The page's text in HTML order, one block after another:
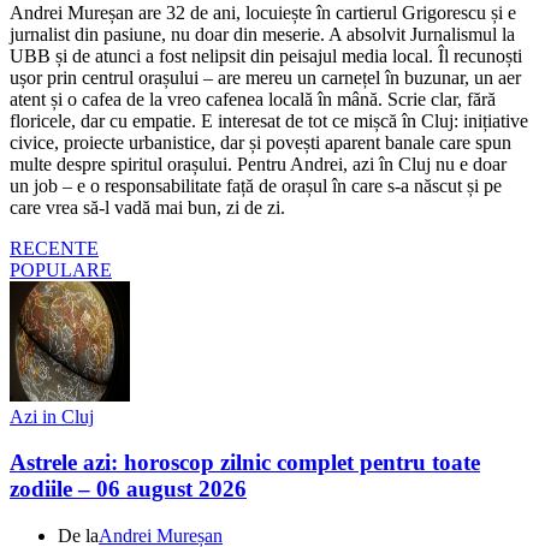
Andrei Mureșan are 32 de ani, locuiește în cartierul Grigorescu și e
jurnalist din pasiune, nu doar din meserie. A absolvit Jurnalismul la
UBB și de atunci a fost nelipsit din peisajul media local. Îl recunoști
ușor prin centrul orașului – are mereu un carnețel în buzunar, un aer
atent și o cafea de la vreo cafenea locală în mână. Scrie clar, fără
floricele, dar cu empatie. E interesat de tot ce mișcă în Cluj: inițiative
civice, proiecte urbanistice, dar și povești aparent banale care spun
multe despre spiritul orașului. Pentru Andrei, azi în Cluj nu e doar
un job – e o responsabilitate față de orașul în care s-a născut și pe
care vrea să-l vadă mai bun, zi de zi.
RECENTE
POPULARE
Azi in Cluj
Astrele azi: horoscop zilnic complet pentru toate
zodiile – 06 august 2026
De laAndrei Mureșan